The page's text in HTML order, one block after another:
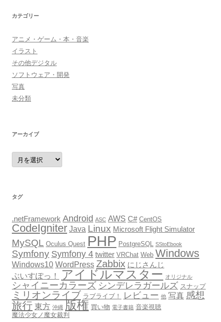
カテゴリー
アニメ・ゲーム・本・音楽
イラスト
その他デジタル
ソフトウェア・開発
写真
未分類
アーカイブ
ア
ー
カ
タグ
.netFramework Android ASC AWS C# CentOS
CodeIgniter Java Linux Microsoft Flight Simulator
MySQL Oculus Quest PHP PostgreSQL SStoEbook
Symfony Symfony 4 twitter VRChat Web Windows
Windows10 WordPress Zabbix にじさんじ
ぶいすぽっ！ アイドルマスター オリジナル
シャイニーカラーズ シンデレラガールズ スナップ
ミリオンライブ ラブライブ！ レビュー 他 写真 感想
旅行 東方 沖縄 版権 買い物 電子書籍 音楽視聴
魔法少女ノ魔女裁判